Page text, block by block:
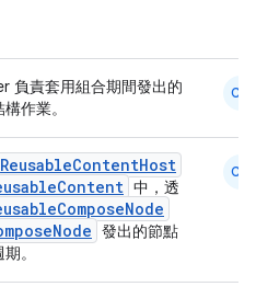
負責套用組合期間發出的
作業。
CM
ReusableContentHost
中，透
發出的節點
。
CM